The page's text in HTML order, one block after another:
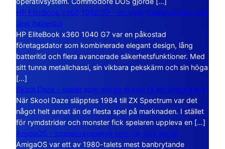
HP EliteBook x360 1040 G7 – en lyxig företagsdator med
lång batteritid
HP EliteBook x360 1040 G7 var en påkostad
företagsdator som kombinerade elegant design, lång
batteritid och flera avancerade säkerhetsfunktioner. Med
sitt tunna metallchassi, sin vikbara pekskärm och sin höga
[…]
Skool Daze – spelet som gjorde skolan till ett öppet kaos
När Skool Daze släpptes 1984 till ZX Spectrum var det
något helt annat än de flesta spel på marknaden. I stället
för rymdstrider och monster fick spelaren uppleva en […]
AmigaOS – operativsystemet som var före sin tid
AmigaOS var ett av 1980-talets mest banbrytande